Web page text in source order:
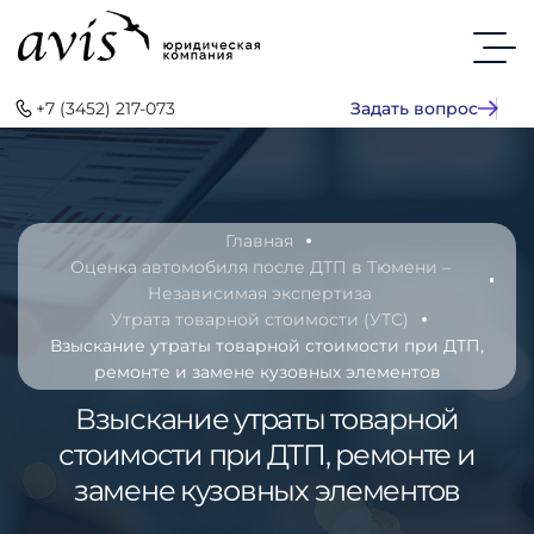
+7 (3452) 217-073 Задать вопрос
Главная
Оценка автомобиля после ДТП в Тюмени –
Независимая экспертиза
Утрата товарной стоимости (УТС)
Взыскание утраты товарной стоимости при ДТП,
ремонте и замене кузовных элементов
Взыскание утраты товарной
стоимости при ДТП, ремонте и
замене кузовных элементов